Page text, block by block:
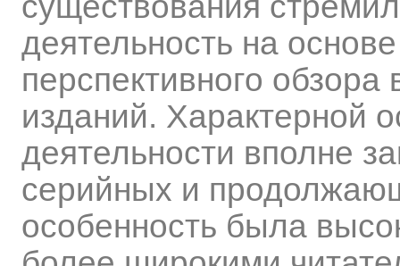
деятельность на
перспективного
изданий. Характерной
деятельности вполне
серийных и
особенность была